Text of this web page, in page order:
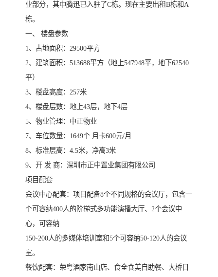
业部分，其中腾迅已入驻了C栋。现在主要出租B栋和A
栋。
一、 楼盘参数
1、占地面积：29500平方
2、建筑面积：513688平方（地上547948平，地下62540
平）
3、楼盘高度：257米
4、楼盘层数：地上43层，地下4层
5、物业管理：中正物业
7、车位数量：1649个 月卡600元/月
8、标准层高：4.5米，净高3米
9、开 发 商：深圳市正中置业集团有限公司
项目配套
会议中心配套：项目配备8个不同规格的会议厅，包含一
个可容纳400人的阶梯式多功能演播大厅、2个会议中
心，可容纳
150-200人的多媒体培训室和5个可容纳50-120人的会议
室。
餐饮配套：荣粤酒家南山店、食全食美自助餐、大桥日